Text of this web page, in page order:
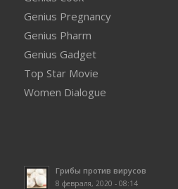
Genius Pregnancy
Genius Pharm
Genius Gadget
Top Star Movie
Women Dialogue
Грибы против вирусов
8 февраля, 2020 - 08:14